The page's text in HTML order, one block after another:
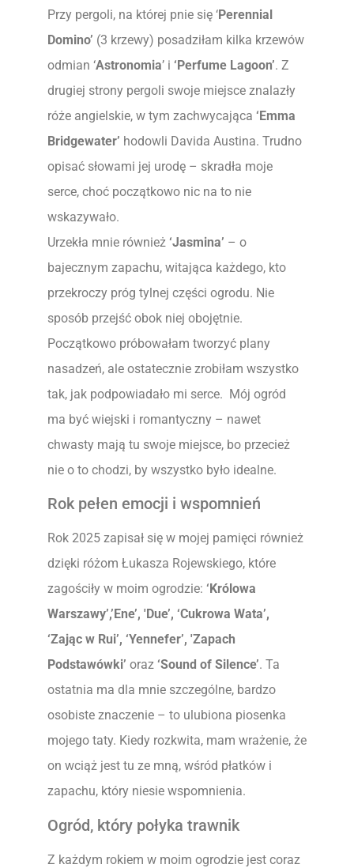
Przy pergoli, na której pnie się ‘Perennial
Domino’ (3 krzewy) posadziłam kilka krzewów
odmian ‘Astronomia’ i ‘Perfume Lagoon’. Z
drugiej strony pergoli swoje miejsce znalazły
róże angielskie, w tym zachwycająca ‘Emma
Bridgewater’ hodowli Davida Austina. Trudno
opisać słowami jej urodę – skradła moje
serce, choć początkowo nic na to nie
wskazywało.
Urzekła mnie również ‘Jasmina’ – o
bajecznym zapachu, witająca każdego, kto
przekroczy próg tylnej części ogrodu. Nie
sposób przejść obok niej obojętnie.
Początkowo próbowałam tworzyć plany
nasadzeń, ale ostatecznie zrobiłam wszystko
tak, jak podpowiadało mi serce. Mój ogród
ma być wiejski i romantyczny – nawet
chwasty mają tu swoje miejsce, bo przecież
nie o to chodzi, by wszystko było idealne.
Rok pełen emocji i wspomnień
Rok 2025 zapisał się w mojej pamięci również
dzięki różom Łukasza Rojewskiego, które
zagościły w moim ogrodzie: ‘Królowa
Warszawy’,’Ene’, 'Due’, ‘Cukrowa Wata’,
‘Zając w Rui’, ‘Yennefer’, 'Zapach
Podstawówki’ oraz ‘Sound of Silence’. Ta
ostatnia ma dla mnie szczególne, bardzo
osobiste znaczenie – to ulubiona piosenka
mojego taty. Kiedy rozkwita, mam wrażenie, że
on wciąż jest tu ze mną, wśród płatków i
zapachu, który niesie wspomnienia.
Ogród, który połyka trawnik
Z każdym rokiem w moim ogrodzie jest coraz